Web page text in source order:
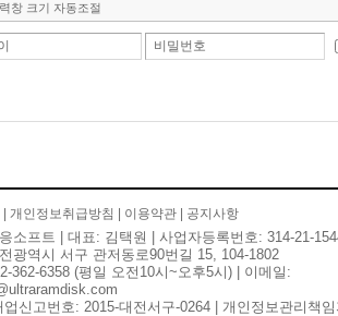
창 크기 자동조절
비밀번호
개인정보취급방침 이용약관 공지사항
소프트 | 대표: 김택원 | 사업자등록번호: 314-21-
광역시 서구 관저동로90번길 15, 104-1802
362-6358 (평일 오전10시~오후5시) | 이메일:
업신고번호: 2015-대전서구-0264 | 개인정보관리책